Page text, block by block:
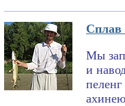
Сплав
Мы
и